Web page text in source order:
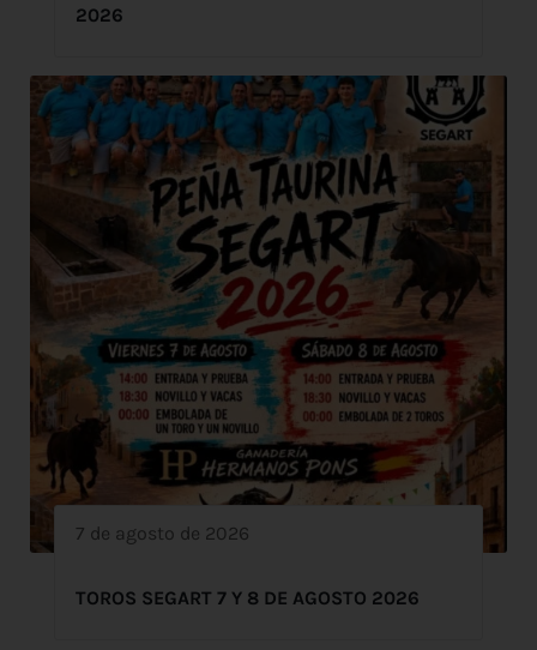
2026
7 de agosto de 2026
TOROS SEGART 7 Y 8 DE AGOSTO 2026